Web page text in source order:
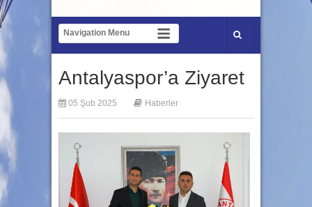
Antalyaspor’a Ziyaret
05 Şub 2025 Haberler